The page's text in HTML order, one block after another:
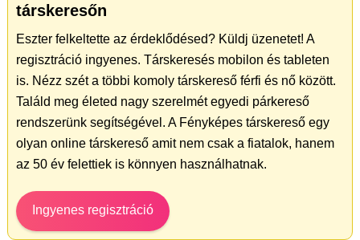
társkeresőn
Eszter felkeltette az érdeklődésed? Küldj üzenetet! A
regisztráció ingyenes. Társkeresés mobilon és tableten
is. Nézz szét a többi komoly társkereső férfi és nő között.
Találd meg életed nagy szerelmét egyedi párkereső
rendszerünk segítségével. A Fényképes társkereső egy
olyan online társkereső amit nem csak a fiatalok, hanem
az 50 év felettiek is könnyen használhatnak.
Ingyenes regisztráció